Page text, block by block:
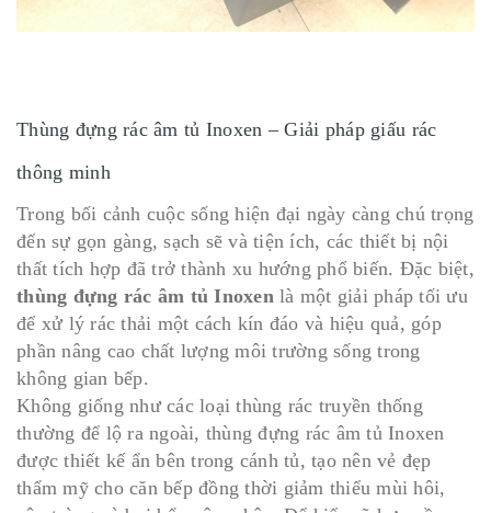
Thùng đựng rác âm tủ Inoxen – Giải pháp giấu rác
thông minh
Trong bối cảnh cuộc sống hiện đại ngày càng chú trọng
đến sự gọn gàng, sạch sẽ và tiện ích, các thiết bị nội
thất tích hợp đã trở thành xu hướng phổ biến. Đặc biệt,
thùng đựng rác âm tủ Inoxen là một giải pháp tối ưu
để xử lý rác thải một cách kín đáo và hiệu quả, góp
phần nâng cao chất lượng môi trường sống trong
không gian bếp.
Không giống như các loại thùng rác truyền thống
thường để lộ ra ngoài, thùng đựng rác âm tủ Inoxen
được thiết kế ẩn bên trong cánh tủ, tạo nên vẻ đẹp
thẩm mỹ cho căn bếp đồng thời giảm thiểu mùi hôi,